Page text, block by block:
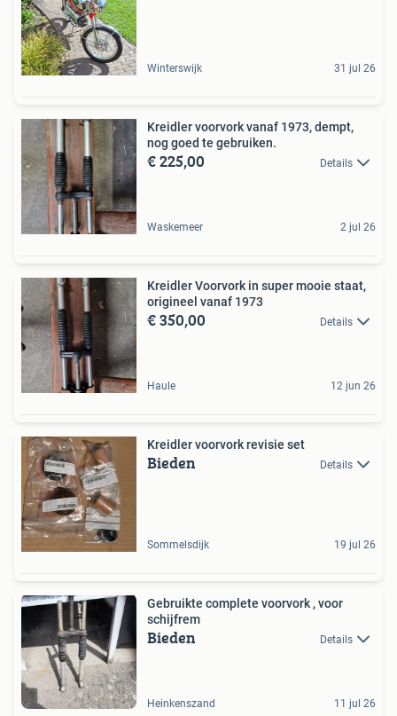
Winterswijk 31 jul 26
Kreidler voorvork vanaf 1973, dempt,
nog goed te gebruiken.
€ 225,00 Details
Waskemeer 2 jul 26
Kreidler Voorvork in super mooie staat,
origineel vanaf 1973
€ 350,00 Details
Haule 12 jun 26
Kreidler voorvork revisie set
Bieden Details
Sommelsdijk 19 jul 26
Gebruikte complete voorvork , voor
schijfrem
Bieden Details
Heinkenszand 11 jul 26